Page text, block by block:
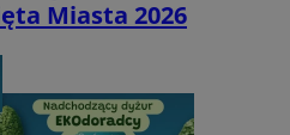
Miasta 2026